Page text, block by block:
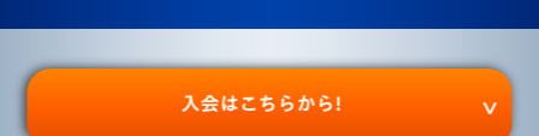
入会はこちらから!
利用規約